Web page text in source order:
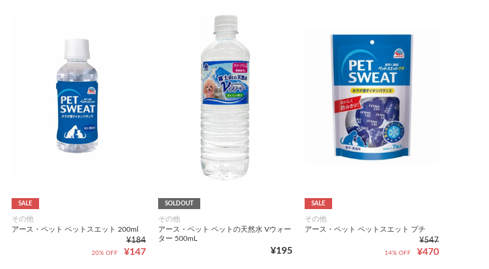
SALE
その他
アース・ペット ペットスエット 200ml
¥184
¥147
20% OFF
SOLDOUT
その他
アース・ペット ペットの天然水 Vウォー
ター 500mL
¥195
SALE
その他
アース・ペット ペットスエット プチ
¥547
¥470
14% OFF